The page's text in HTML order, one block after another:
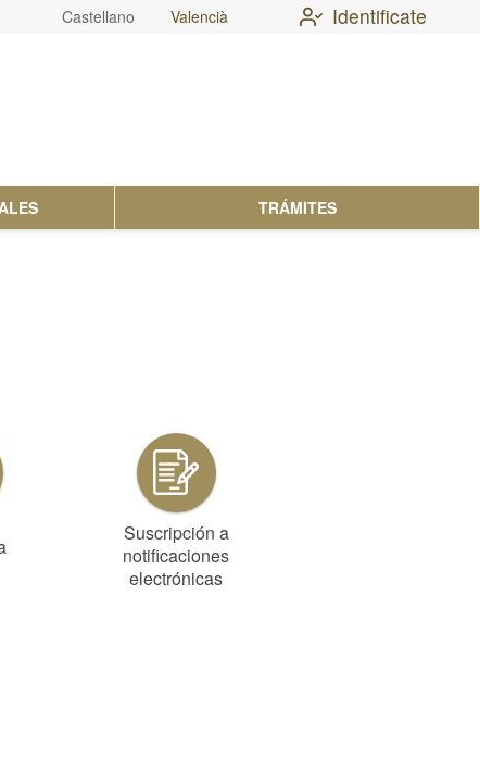
Castellano Valencià Identificate
TRÁMITES
Suscripción a
notificaciones
electrónicas